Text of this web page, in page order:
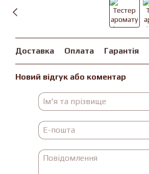
Доставка Оплата Гарантія
Новий відгук або коментар